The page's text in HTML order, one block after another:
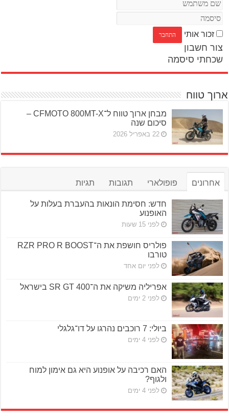
זכור אותי
צור חשבון
שכחתי סיסמה
ארוך טווח
מבחן ארוך טווח ל־CFMOTO 800MT-X –
סיכום שנה
22 באפריל 2026
אחרונים פופולארי תגובות תגיות
חדש: חסימת הונאות בהעברת בעלות על
האופנוע
לפני 15 שעות
פולריס חושפת את ה־RZR PRO R BOOST
טורבו
לפני יום אחד
אפריליה משיקה את ה־SR GT 400 בישראל
לפני 2 ימים
ביולי: 7 רוכבים נהרגו על דו־גלגלי
לפני 4 ימים
האם רכיבה על אופנוע היא גם אימון למוח
ולגוף?
לפני 4 ימים